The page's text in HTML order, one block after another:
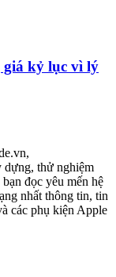
giá kỷ lục vì lý
dựng, thử nghiệm
đọc yêu mến hệ
nhất thông tin, tin
các phụ kiện Apple